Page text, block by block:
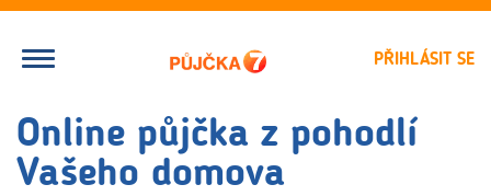
PŘIHLÁSIT SE
Online půjčka z pohodlí
Vašeho domova